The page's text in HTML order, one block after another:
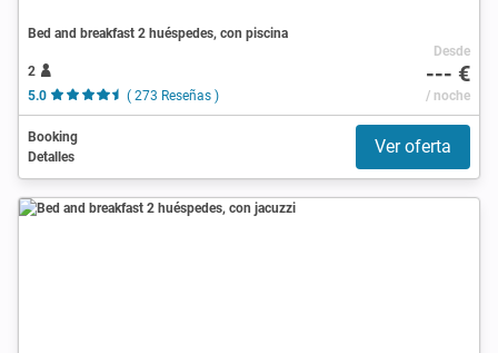
Bed and breakfast 2 huéspedes, con piscina
2
5.0
( 273 Reseñas )
Desde
--- €
/ noche
Booking
Detalles
Ver oferta